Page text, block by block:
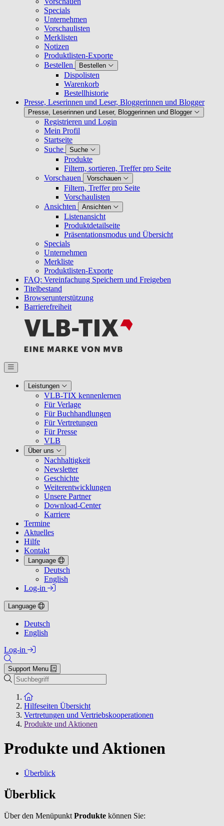
Specials
Unternehmen
Vorschaulisten
Merklisten
Notizen
Produktlisten-Exporte
Bestellen
Bestellen
Dispolisten
Warenkorb
Bestellhistorie
Presse, Leserinnen und Leser, Bloggerinnen und Blogger
Presse, Leserinnen und Leser, Bloggerinnen und Blogger
Registrieren und Login
Mein Profil
Startseite
Suche
Suche
Produkte
Filtern, sortieren, Treffer pro Seite
Vorschauen
Vorschauen
Filtern, Treffer pro Seite
Vorschaulisten
Ansichten
Ansichten
Listenansicht
Produktdetailseite
Präsentationsmodus und Übersicht
Specials
Unternehmen
Merkliste
Produktlisten-Exporte
FAQ: Vereinfachung Speichern und Freigeben
Titelbestand
Browserunterstützung
Barrierefreiheit
Leistungen
VLB-TIX kennenlernen
Für Verlage
Für Buchhandlungen
Für Vertretungen
Für Presse
VLB
Über uns
Nachhaltigkeit
Newsletter
Geschichte
Weiterentwicklungen
Unsere Partner
Download-Center
Karriere
Termine
Aktuelles
Hilfe
Kontakt
Language
Deutsch
English
Log-in
Language
Deutsch
English
Log-in
Support Menu
Suche
Zur Startseite
Hilfeseiten Übersicht
Vertretungen und Vertriebskooperationen
Produkte und Aktionen
Produkte und Aktionen
Überblick
Überblick
Über den Menüpunkt Produkte können Sie: